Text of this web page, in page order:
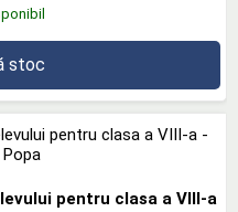
stoc
pentru clasa a VIII-a